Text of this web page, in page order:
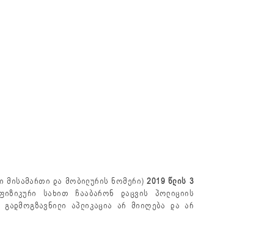
მისამართი და მობილურის ნომერი)2019 წლის 3
სახით ჩააბარონ დაცვის პოლიციის
აპლიკაცია არ მიიღება და არ